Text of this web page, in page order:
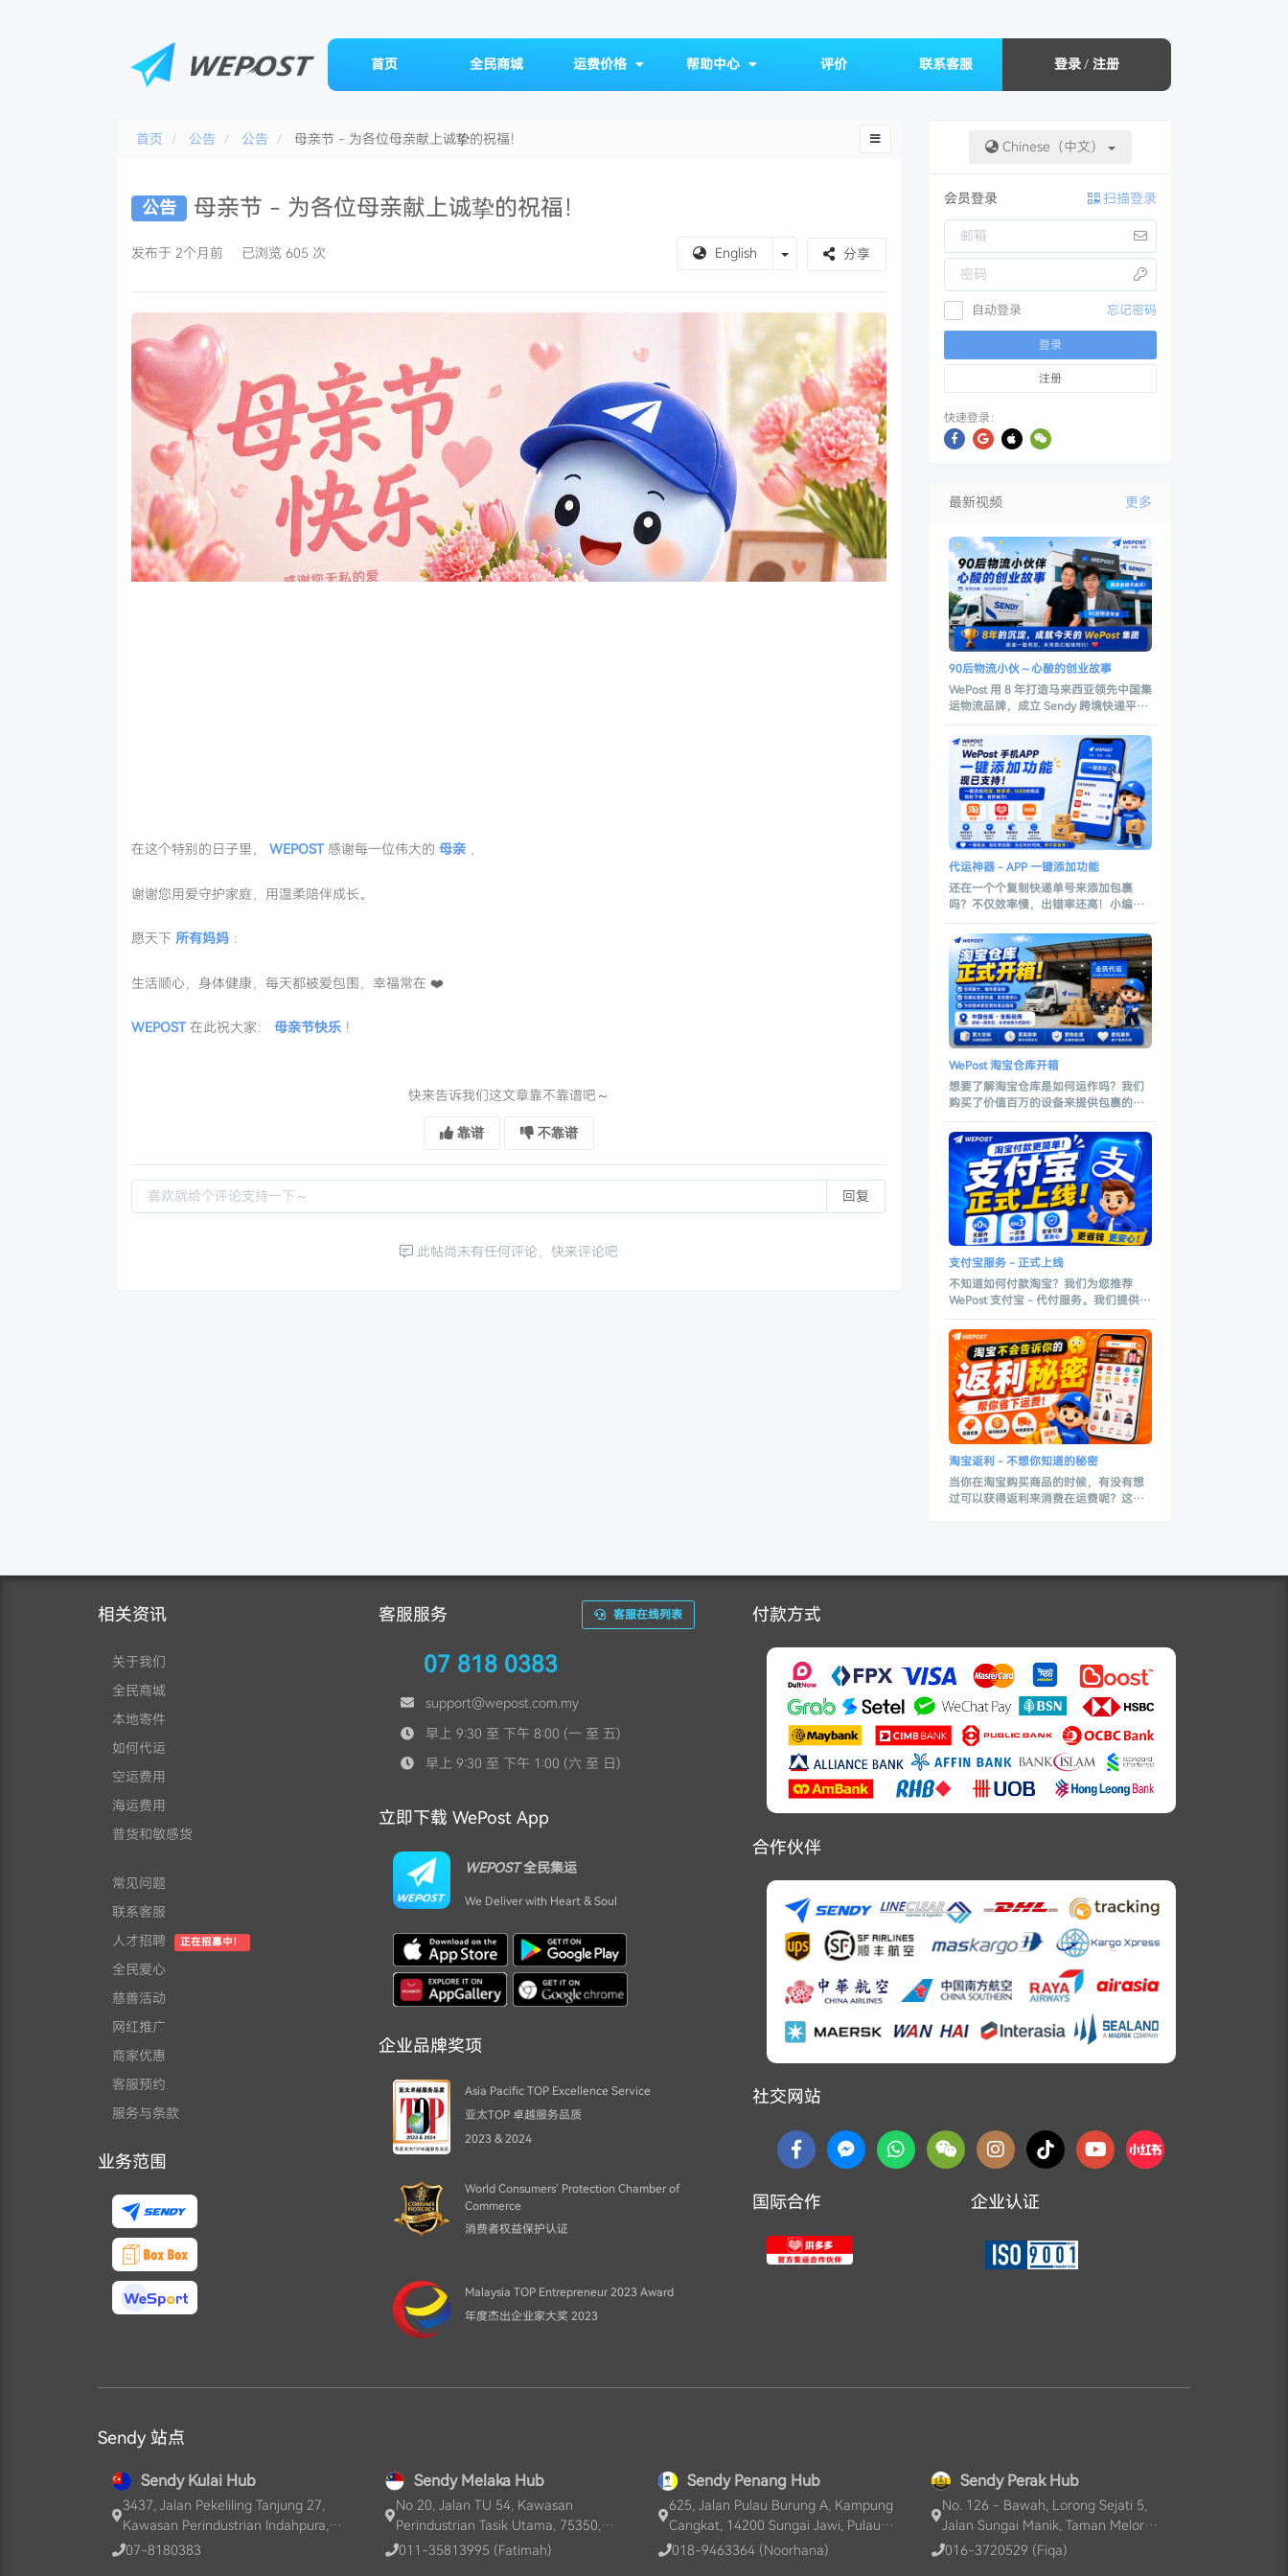
首页 全民商城 运费价格 帮助中心 评价 联系客服 登录 / 注册
首页 公告 公告 母亲节 - 为各位母亲献上诚挚的祝福！
公告 母亲节 - 为各位母亲献上诚挚的祝福！
发布于 2个月前 已浏览 605 次 English Toggle Dropdown
分享
在这个特别的日子里， WEPOST 感谢每一位伟大的 母亲 ，
谢谢您用爱守护家庭，用温柔陪伴成长。
愿天下 所有妈妈 ：
生活顺心，身体健康，每天都被爱包围，幸福常在 ❤️
WEPOST在此祝大家： 母亲节快乐 ！
快来告诉我们这文章靠不靠谱吧～
靠谱 不靠谱
回复
此帖尚未有任何评论，快来评论吧
Chinese（中文）
扫描登录
会员登录
忘记密码
自动登录
登录
注册
快速登录：
最新视频 更多
90后物流小伙～心酸的创业故事
WePost 用 8 年打造马来西亚领先中国集
运物流品牌，成立 Sendy 跨境快递平
台，引领中国寄往马来西亚一站式智慧
物流新标准。
代运神器 - APP 一键添加功能
还在一个个复制快递单号来添加包裹
吗？不仅效率慢，出错率还高！小编强
力推荐 WePost的 一键添加 功能，是代
运中添加包裹的神助力！WePost的 一键
添加 功能不仅支持 电脑版，现也支持
APP ！让小编教你如何使用APP的一键
添加功能，无论何时何地，都可以轻松
将宝贝 “淘” 回家！
WePost 淘宝仓库开箱
想要了解淘宝仓库是如何运作吗？我们
购买了价值百万的设备来提供包裹的体
积了！ 通过包裹的体积数据，您将可以
预测包裹的体积重量和立方了。 同时，
我们将带你参观我们的 WePost 仓库，
让小编带你走入集运仓库的运作吧！ 感
谢中国团队一直以来的努力，感谢用户
们这些年一来的支持。今年，我们将继
续提高客服服务，运输保障 以及 提供更
好的售后服务。
支付宝服务 - 正式上线
不知道如何付款淘宝？我们为您推荐
WePost 支付宝 - 代付服务。我们提供的
支付宝服务，无需根据 数额的 % 要增收
手续费，而是一次性的RM 3 手续费用。
此外，我们也提供 支付宝代付，网银转
账 和 支付宝转账服务。保障您的付款体
验，避免任何不必要的网络诈骗。使用
WePost , 让你安心代付。
淘宝返利 - 不想你知道的秘密
当你在淘宝购买商品的时候，有没有想
过可以获得返利来消费在运费呢？这个
相关资讯
关于我们
全民商城
本地寄件
如何代运
空运费用
海运费用
普货和敏感货
常见问题
联系客服
人才招聘
正在招募中！
全民爱心
慈善活动
网红推广
商家优惠
客服预约
服务与条款
业务范围
客服服务 客服在线列表
07 818 0383
support@wepost.com.my
早上 9:30 至 下午 8:00 (一 至 五)
早上 9:30 至 下午 1:00 (六 至 日)
立即下载 WePost App
WEPOST全民集运
We Deliver with Heart & Soul
企业品牌奖项
Asia Pacific TOP Excellence Service
亚太TOP 卓越服务品质
2023 & 2024
World Consumers’ Protection Chamber of
Commerce
消费者权益保护认证
Malaysia TOP Entrepreneur 2023 Award
年度杰出企业家大奖 2023
付款方式
合作伙伴
社交网站
国际合作 企业认证
Sendy 站点
Sendy Kulai Hub
3437, Jalan Pekeliling Tanjung 27,
Kawasan Perindustrian Indahpura,
81000, Kulai, Johor, MY
07-8180383
Sendy Melaka Hub
No 20, Jalan TU 54, Kawasan
Perindustrian Tasik Utama, 75350,
Ayer Keroh, Melaka, MY
011-35813995 (Fatimah)
Sendy Penang Hub
625, Jalan Pulau Burung A, Kampung
Cangkat, 14200 Sungai Jawi, Pulau
Pinang, MY
018-9463364 (Noorhana)
Sendy Perak Hub
No. 126 - Bawah, Lorong Sejati 5,
Jalan Sungai Manik, Taman Melor
Sejati, 36000, Teluk Intan, Perak, MY
016-3720529 (Fiqa)